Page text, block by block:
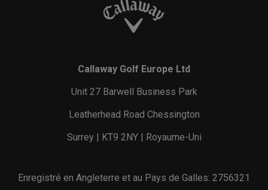
Callaway Golf Europe Ltd
Unit 27 Barwell Business Park
Leatherhead Road Chessington
Surrey | KT9 2NY | Royaume-Uni
Enregistré en Angleterre et au Pays de Galles: 2756321